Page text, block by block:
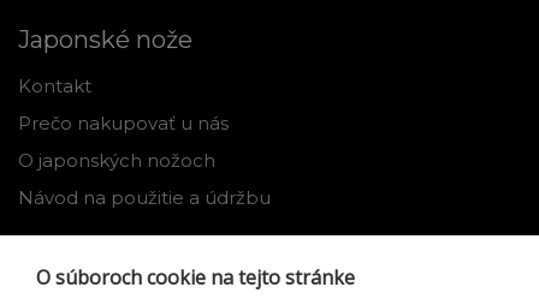
Japonské nože
Kontakt
Prečo nakupovať u nás
O japonských nožoch
Návod na použitie a údržbu
O súboroch cookie na tejto stránke